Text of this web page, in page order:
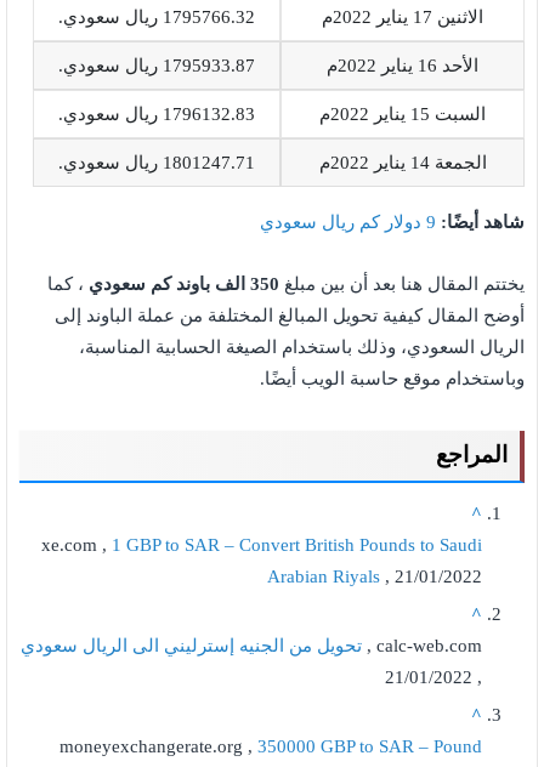
الاثنين 17 يناير 2022م 1795766.32 ريال سعودي.
الأحد 16 يناير 2022م 1795933.87 ريال سعودي.
السبت 15 يناير 2022م 1796132.83 ريال سعودي.
الجمعة 14 يناير 2022م 1801247.71 ريال سعودي.
شاهد أيضًا: 9 دولار كم ريال سعودي
يختتم المقال هنا بعد أن بين مبلغ
، كما
أوضح المقال كيفية تحويل المبالغ المختلفة من عملة الباوند إلى
الريال السعودي، وذلك باستخدام الصيغة الحسابية المناسبة،
وباستخدام موقع حاسبة الويب أيضًا.
المراجع
^
xe.com , 1 GBP to SAR – Convert British Pounds to Saudi
Arabian Riyals , 21/01/2022
^
calc-web.com ,
تحويل من الجنيه إسترليني الى الريال سعودي
, 21/01/2022
^
moneyexchangerate.org , 350000 GBP to SAR – Pound